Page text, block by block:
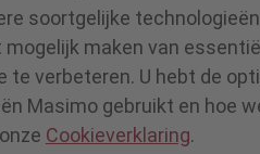
soortgelijke
mogelijk maken van
te verbeteren. U hebt de
Masimo gebruikt en hoe
Cookieverklaring.